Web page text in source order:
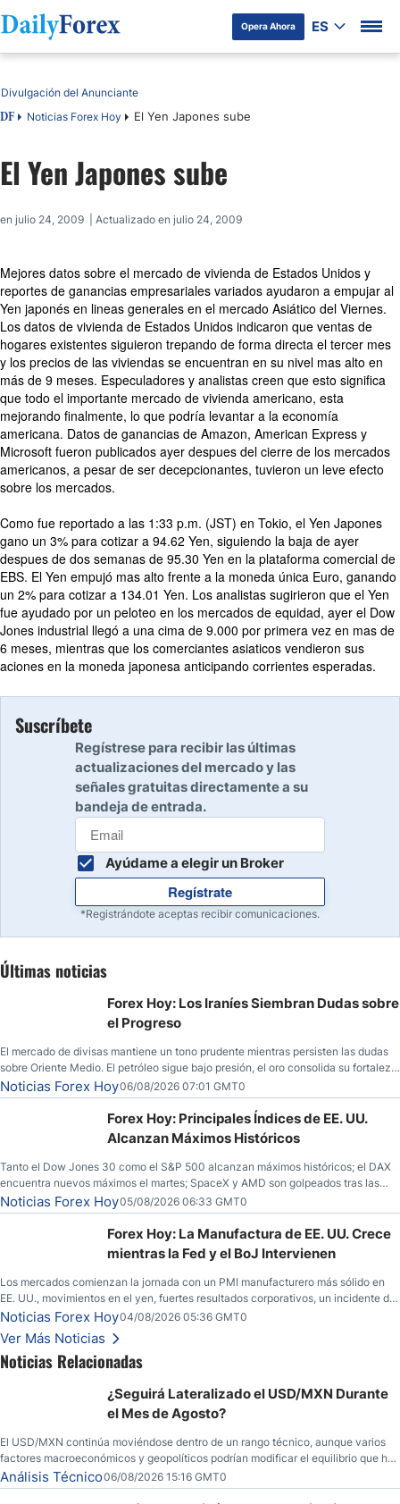
Opera Ahora ES
Tabla de contenidos
DF Noticias Forex Hoy El Yen Japones sube
Divulgación del Anunciante
El Yen Japones sube
en julio 24, 2009 | Actualizado en julio 24, 2009
Mejores datos sobre el mercado de vivienda de Estados Unidos y
reportes de ganancias empresariales variados ayudaron a empujar al
Yen japonés en lineas generales en el mercado Asiático del Viernes.
Los datos de vivienda de Estados Unidos indicaron que ventas de
hogares existentes siguieron trepando de forma directa el tercer mes
y los precios de las viviendas se encuentran en su nivel mas alto en
más de 9 meses. Especuladores y analistas creen que esto significa
que todo el importante mercado de vivienda americano, esta
mejorando finalmente, lo que podría levantar a la economía
americana. Datos de ganancias de Amazon, American Express y
Microsoft fueron publicados ayer despues del cierre de los mercados
americanos, a pesar de ser decepcionantes, tuvieron un leve efecto
sobre los mercados.
Como fue reportado a las 1:33 p.m. (JST) en Tokio, el Yen Japones
gano un 3% para cotizar a 94.62 Yen, siguiendo la baja de ayer
despues de dos semanas de 95.30 Yen en la plataforma comercial de
EBS. El Yen empujó mas alto frente a la moneda única Euro, ganando
un 2% para cotizar a 134.01 Yen. Los analistas sugirieron que el Yen
fue ayudado por un peloteo en los mercados de equidad, ayer el Dow
Jones industrial llegó a una cima de 9.000 por primera vez en mas de
6 meses, mientras que los comerciantes asiaticos vendieron sus
aciones en la moneda japonesa anticipando corrientes esperadas.
Suscríbete
Regístrese para recibir las últimas
actualizaciones del mercado y las
señales gratuitas directamente a su
bandeja de entrada.
Ayúdame a elegir un Broker
Regístrate
*Registrándote aceptas recibir comunicaciones.
Últimas noticias
Forex Hoy: Los Iraníes Siembran Dudas sobre
el Progreso
El mercado de divisas mantiene un tono prudente mientras persisten las dudas
sobre Oriente Medio. El petróleo sigue bajo presión, el oro consolida su fortaleza
y los operadores esperan nuevas referencias económicas desde Estados
Unidos.
Noticias Forex Hoy06/08/2026 07:01 GMT0
Forex Hoy: Principales Índices de EE. UU.
Alcanzan Máximos Históricos
Tanto el Dow Jones 30 como el S&P 500 alcanzan máximos históricos; el DAX
encuentra nuevos máximos el martes; SpaceX y AMD son golpeados tras las
llamadas de ganancias; el petróleo crudo cae por debajo de los $80 con nuevas
esperanzas; el dólar estadounidense continúa intentando estabilizarse frente al
yen; el peso mexicano ve un repunte a medida que las tasas caen en EE. UU.
Noticias Forex Hoy05/08/2026 06:33 GMT0
Forex Hoy: La Manufactura de EE. UU. Crece
mientras la Fed y el BoJ Intervienen
Los mercados comienzan la jornada con un PMI manufacturero más sólido en
EE. UU., movimientos en el yen, fuertes resultados corporativos, un incidente de
seguridad en Bitcoin y nuevas señales desde el mercado del petróleo.
Noticias Forex Hoy04/08/2026 05:36 GMT0
Ver Más Noticias
Noticias Relacionadas
¿Seguirá Lateralizado el USD/MXN Durante
el Mes de Agosto?
El USD/MXN continúa moviéndose dentro de un rango técnico, aunque varios
factores macroeconómicos y geopolíticos podrían modificar el equilibrio que ha
dominado al mercado en las últimas semanas.
Análisis Técnico06/08/2026 15:16 GMT0